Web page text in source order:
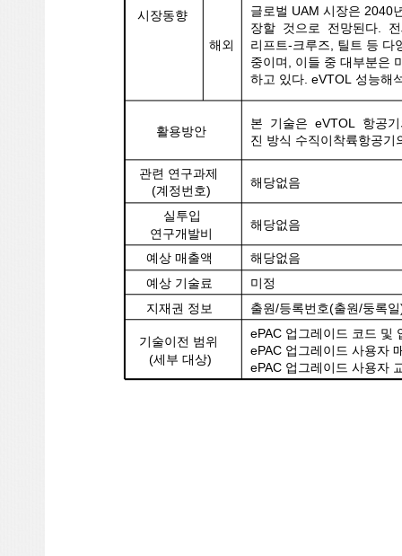
시장동향
해외
글로벌 UAM 시장은 2040
장할 것으로 전망된다.
리프트-크루즈, 틸트 등
중이며, 이들 중 대부분은
하고 있다. eVTOL 성능해
활용방안
본 기술은 eVTOL 항공
진 방식 수직이착륙항공기
관련 연구과제
(계정번호)
해당없음
실투입
연구개발비
해당없음
예상 매출액
해당없음
예상 기술료
미정
지재권 정보
출원/등록번호(출원/둥록
기술이전 범위
(세부 대상)
ePAC 업그레이드 코드 및
ePAC 업그레이드 사용자
ePAC 업그레이드 사용자